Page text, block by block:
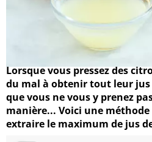
Tatiana Jean-Dorize
19 novembre 2023 12:30
Lorsque vous pressez des
du mal à obtenir tout leur jus
que vous ne vous y prenez
manière... Voici une
extraire le maximum de jus